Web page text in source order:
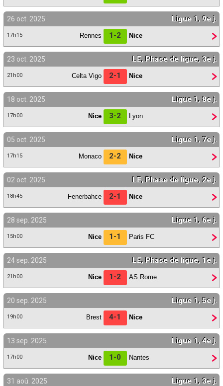
26 oct. 2025 Ligue 1, 9e j.
17h15 Rennes 1-2 Nice
23 oct. 2025 LE, Phase de ligue, 3e j.
21h00 Celta Vigo 2-1 Nice
18 oct. 2025 Ligue 1, 8e j.
17h00 Nice 3-2 Lyon
05 oct. 2025 Ligue 1, 7e j.
17h15 Monaco 2-2 Nice
02 oct. 2025 LE, Phase de ligue, 2e j.
18h45 Fenerbahce 2-1 Nice
28 sep. 2025 Ligue 1, 6e j.
15h00 Nice 1-1 Paris FC
24 sep. 2025 LE, Phase de ligue, 1e j.
21h00 Nice 1-2 AS Rome
20 sep. 2025 Ligue 1, 5e j.
19h00 Brest 4-1 Nice
13 sep. 2025 Ligue 1, 4e j.
17h00 Nice 1-0 Nantes
31 aoû. 2025 Ligue 1, 3e j.